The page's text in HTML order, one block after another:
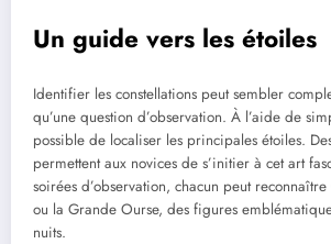
Un guide vers les étoiles
Identifier les constellations peut sembler
qu’une question d’observation. À l’aide de
possible de localiser les principales étoiles.
permettent aux novices de s’initier à cet art
soirées d’observation, chacun peut
ou la Grande Ourse, des figures
nuits.